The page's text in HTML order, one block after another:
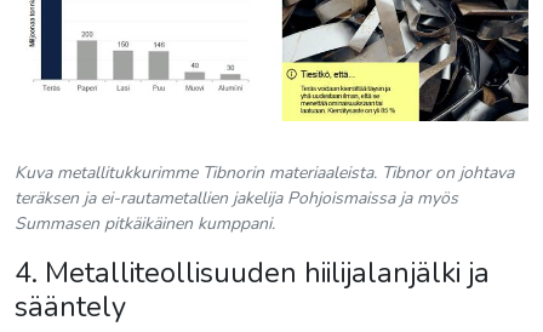
Kuva metallitukkurimme Tibnorin materiaaleista. Tibnor on johtava
teräksen ja ei-rautametallien jakelija Pohjoismaissa ja myös
Summasen pitkäikäinen kumppani.
4. Metalliteollisuuden hiilijalanjälki ja
sääntely